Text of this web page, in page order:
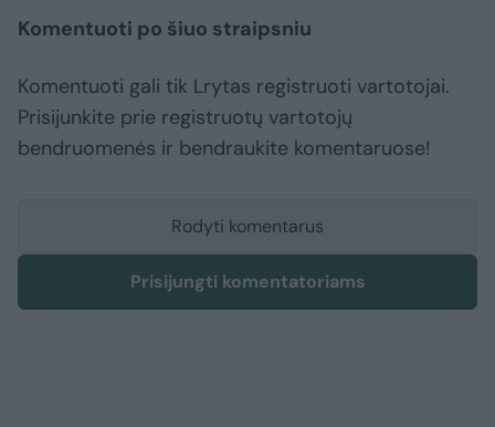
Komentuoti po šiuo straipsniu
Komentuoti gali tik Lrytas registruoti vartotojai.
Prisijunkite prie registruotų vartotojų
bendruomenės ir bendraukite komentaruose!
Rodyti komentarus
Prisijungti komentatoriams